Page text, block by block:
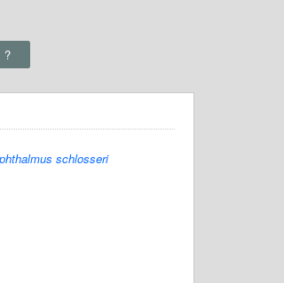
?
schlosseri